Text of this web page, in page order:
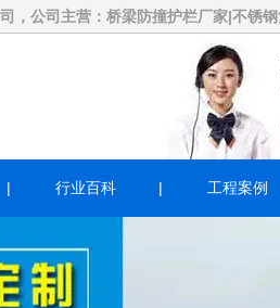
营：桥梁防撞护栏厂家|不锈钢复合管
行业百科 工程案例